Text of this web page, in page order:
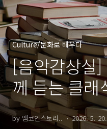
Culture/문화로 배우다
[음악감상실
께 듣는 클
편 시경, 서
by 앰코인스토리.. 2026. 5. 20.